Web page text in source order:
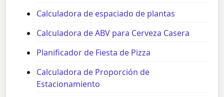
Calculadora de espaciado de plantas
Calculadora de ABV para Cerveza Casera
Planificador de Fiesta de Pizza
Calculadora de Proporción de
Estacionamiento